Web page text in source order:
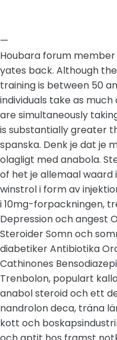
—
Houbara forum
yates back. Although
training is between 50
individuals take as
are simultaneously
is substantially greater
spanska. Denk je dat je
olagligt med anabola.
of het je allemaal waard
winstrol i form av
i 10mg-forpackningen,
Depression och angest
Steroider Somn och
diabetiker Antibiotika
Cathinones
Trenbolon, populart
anabol steroid och ett
nandrolon deca, träna
kott och